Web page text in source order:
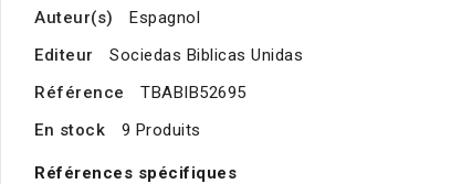
Auteur(s)
Espagnol
Editeur
Sociedas Biblicas Unidas
Référence
TBABIB52695
En stock
9 Produits
Références spécifiques